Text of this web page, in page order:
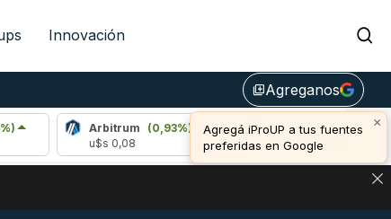
Innovación
library_addAgreganos
×
Agregá iProUP a tus fuentes
preferidas en Google
Arbitrum
(0,93%)
Bitcoin
(-0,05%)
u$s 64.980,00
IMPACTO EN BITCOIN, DÓLAR CRIPTO Y EXCHANGES